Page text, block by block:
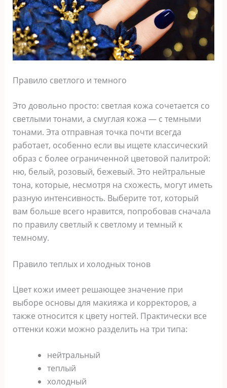
Правило светлого и темного
Это довольно просто: светлая кожа сочетается со
светлыми тонами, а смуглая кожа — с темными
тонами. Эта отправная точка почти всегда
работает, особенно если вы ищете классический
образ с более ограниченной цветовой палитрой:
ню, белый, розовый, бежевый. Это нейтральные
тона, которые, несмотря на схожесть, могут иметь
разную интенсивность. Выберите тот, который
вам больше всего нравится, попробовав сначала
по правилу светлый к светлому и темный к
темному.
Правило теплых и холодных тонов
Цвет кожи имеет решающее значение при
выборе основы для макияжа и корректоров, а
также относится к цвету ногтей. Практически все
оттенки кожи можно разделить на три типа:
нейтральный
теплый
холодный